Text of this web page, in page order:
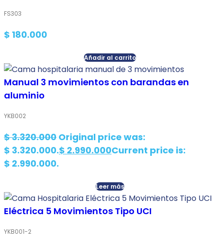
FS303
$ 180.000
Añadir al carrito
Manual 3 movimientos con barandas en
aluminio
YKB002
$3.320.000 Original price was:
$ 3.320.000.$ 2.990.000Current price is:
$ 2.990.000.
Leer más
Eléctrica 5 Movimientos Tipo UCI
YKB001-2